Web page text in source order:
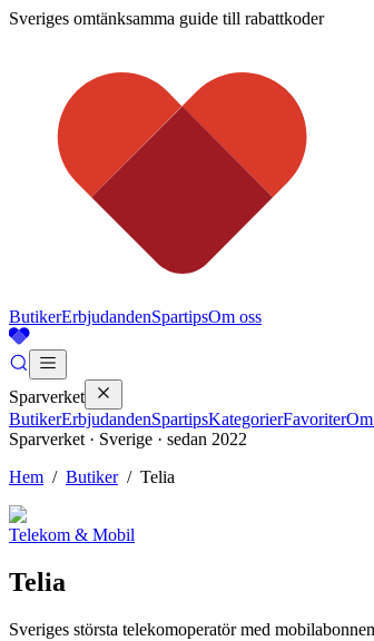
Sveriges omtänksamma guide till rabattkoder
ButikerErbjudandenSpartipsOm oss
Sparverket
ButikerErbjudandenSpartipsKategorierFavoriter
Sparverket · Sverige · sedan 2022
Hem / Butiker/ Telia
Telekom & Mobil
Telia
Sveriges största telekomoperatör med